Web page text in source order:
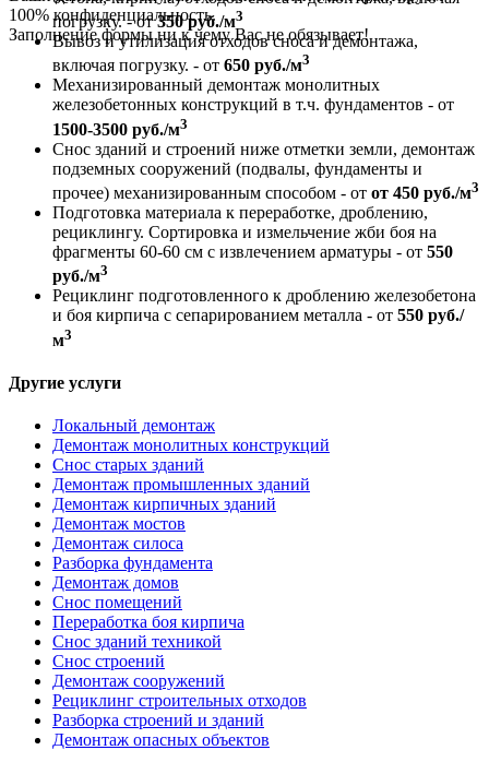
100% конфиденциальность.
Заполнение формы ни к чему Вас не обязывает!
погрузку. - от350 руб./м3
Вывоз и утилизация отходов сноса и демонтажа,
включая погрузку. - от 650 руб./м3
Механизированный демонтаж монолитных
железобетонных конструкций в т.ч. фундаментов - от
1500-3500 руб./м3
Снос зданий и строений ниже отметки земли, демонтаж
подземных сооружений (подвалы, фундаменты и
прочее) механизированным способом - от от 450 руб./м3
Подготовка материала к переработке, дроблению,
рециклингу. Сортировка и измельчение жби боя на
фрагменты 60-60 см с извлечением арматуры - от 550
руб./м3
Рециклинг подготовленного к дроблению железобетона
и боя кирпича с сепарированием металла - от 550 руб./
м3
Другие услуги
Локальный демонтаж
Демонтаж монолитных конструкций
Снос старых зданий
Демонтаж промышленных зданий
Демонтаж кирпичных зданий
Демонтаж мостов
Демонтаж силоса
Разборка фундамента
Демонтаж домов
Снос помещений
Переработка боя кирпича
Снос зданий техникой
Снос строений
Демонтаж сооружений
Рециклинг строительных отходов
Разборка строений и зданий
Демонтаж опасных объектов